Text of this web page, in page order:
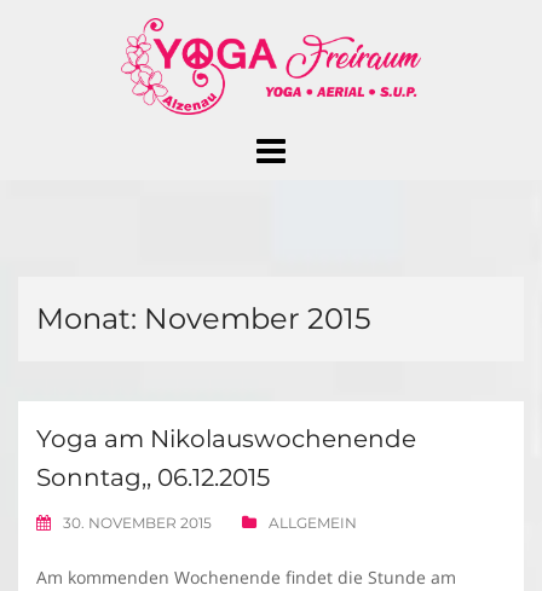
Monat: November 2015
Yoga am Nikolauswochenende
Sonntag,, 06.12.2015
30. NOVEMBER 2015 ALLGEMEIN
Am kommenden Wochenende findet die Stunde am